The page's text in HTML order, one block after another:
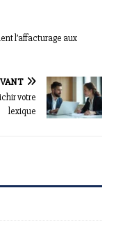
l’affacturage aux
votre
lexique